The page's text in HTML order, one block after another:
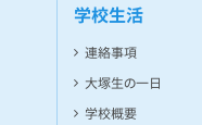
学校生活
連絡事項
大塚生の一日
学校概要